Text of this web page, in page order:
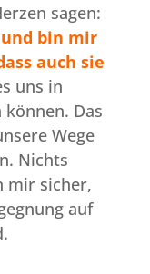
sagen:
bin mir
auch sie
uns in
Das
Wege
Nichts
mir sicher,
auf